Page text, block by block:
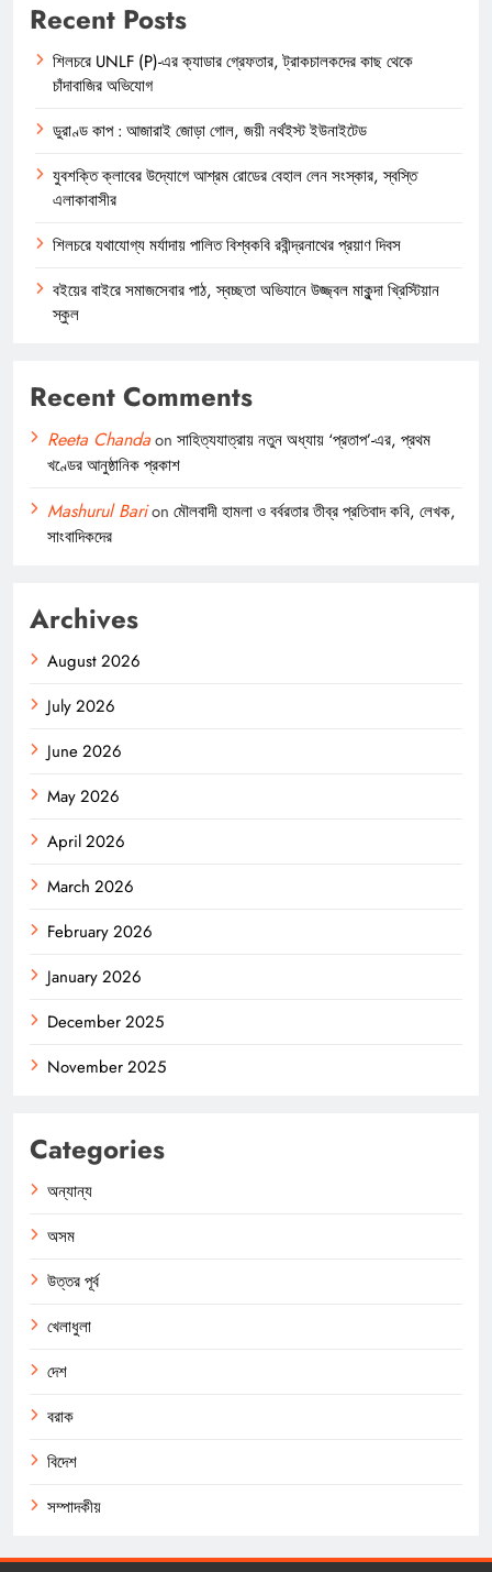
Recent Posts
শিলচরে UNLF (P)-এর ক্যাডার গ্রেফতার, ট্রাকচালকদের কাছ থেকে
চাঁদাবাজির অভিযোগ
ডুরাণ্ড কাপ : আজারাই জোড়া গোল, জয়ী নর্থইস্ট ইউনাইটেড
যুবশক্তি ক্লাবের উদ্যোগে আশ্রম রোডের বেহাল লেন সংস্কার, স্বস্তি
এলাকাবাসীর
শিলচরে যথাযোগ্য মর্যাদায় পালিত বিশ্বকবি রবীন্দ্রনাথের প্রয়াণ দিবস
বইয়ের বাইরে সমাজসেবার পাঠ, স্বচ্ছতা অভিযানে উজ্জ্বল মাকুন্দা খ্রিস্টিয়ান
স্কুল
Recent Comments
Reeta Chandaon সাহিত্যযাত্রায় নতুন অধ্যায় ‘প্রতাপ’-এর, প্রথম
খণ্ডের আনুষ্ঠানিক প্রকাশ
Mashurul Barion মৌলবাদী হামলা ও বর্বরতার তীব্র প্রতিবাদ কবি, লেখক,
সাংবাদিকদের
Archives
August 2026
July 2026
June 2026
May 2026
April 2026
March 2026
February 2026
January 2026
December 2025
November 2025
Categories
অন্যান্য
অসম
উত্তর পূর্ব
খেলাধুলা
দেশ
বরাক
বিদেশ
সম্পাদকীয়